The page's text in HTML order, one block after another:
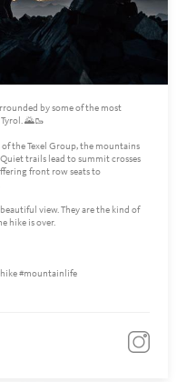
by some of the most
🌄🥾
the Texel Group, the mountains
trails lead to summit crosses
front row seats to
view. They are the kind of
hike is over.
#mountainlife